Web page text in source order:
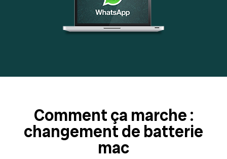
Comment ça marche :
changement de batterie
mac